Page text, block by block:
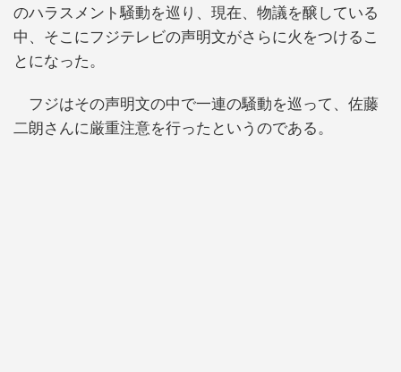
のハラスメント騒動を巡り、現在、物議を醸している
中、そこにフジテレビの声明文がさらに火をつけるこ
とになった。
フジはその声明文の中で一連の騒動を巡って、佐藤
二朗さんに厳重注意を行ったというのである。